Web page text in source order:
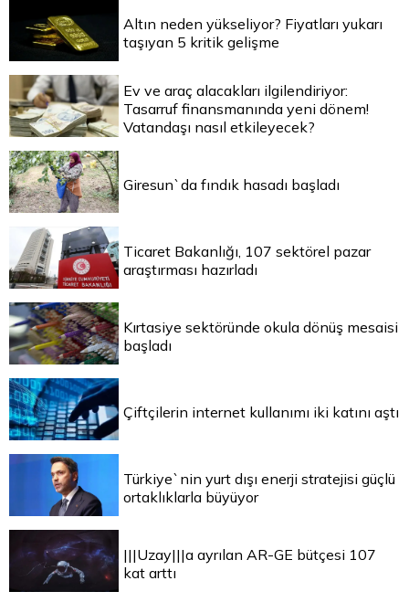
Altın neden yükseliyor? Fiyatları yukarı
taşıyan 5 kritik gelişme
Ev ve araç alacakları ilgilendiriyor:
Tasarruf finansmanında yeni dönem!
Vatandaşı nasıl etkileyecek?
Giresun`da fındık hasadı başladı
Ticaret Bakanlığı, 107 sektörel pazar
araştırması hazırladı
Kırtasiye sektöründe okula dönüş mesaisi
başladı
Çiftçilerin internet kullanımı iki katını aştı
Türkiye`nin yurt dışı enerji stratejisi güçlü
ortaklıklarla büyüyor
|||Uzay|||a ayrılan AR-GE bütçesi 107
kat arttı